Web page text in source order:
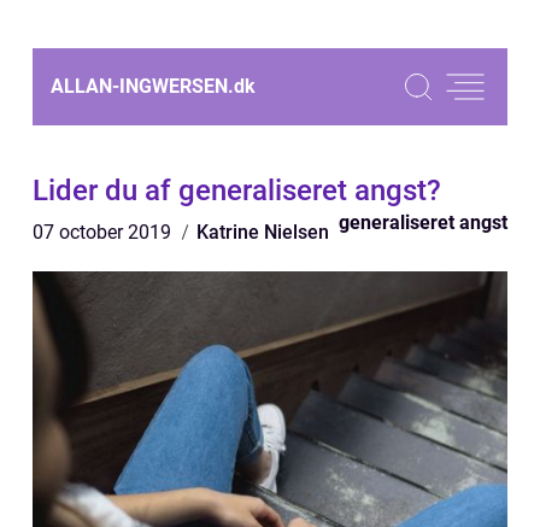
ALLAN-INGWERSEN.dk
Lider du af generaliseret angst?
07 october 2019 Katrine Nielsen generaliseret angst